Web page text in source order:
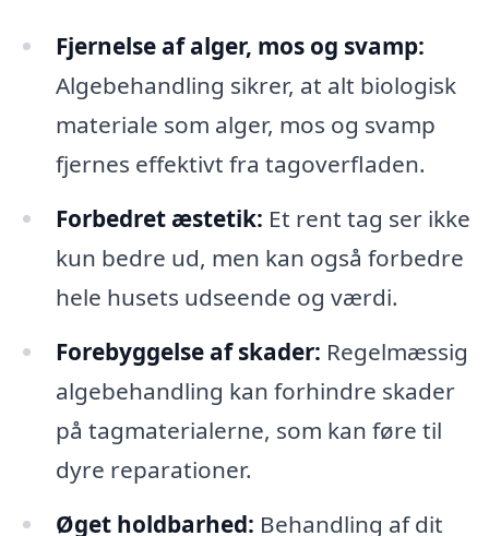
Fjernelse af alger, mos og svamp:
Algebehandling sikrer, at alt biologisk
materiale som alger, mos og svamp
fjernes effektivt fra tagoverfladen.
Forbedret æstetik: Et rent tag ser ikke
kun bedre ud, men kan også forbedre
hele husets udseende og værdi.
Forebyggelse af skader: Regelmæssig
algebehandling kan forhindre skader
på tagmaterialerne, som kan føre til
dyre reparationer.
Øget holdbarhed: Behandling af dit